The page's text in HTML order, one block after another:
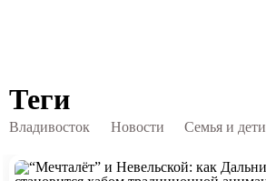
Теги
Владивосток Новости Семья и дети